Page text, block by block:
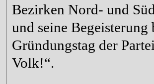
Bezirken Nord- und
und seine
Gründungstag der
Volk!“.